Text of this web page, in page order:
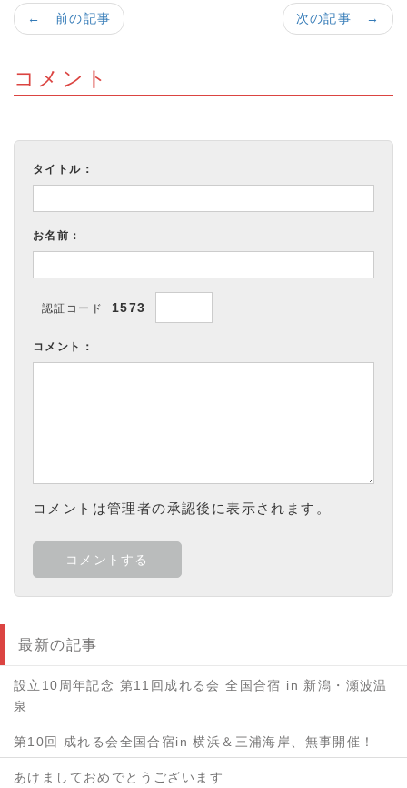
次の記事 →
← 前の記事
コメント
タイトル：
お名前：
認証コード 1573
コメント：
コメントは管理者の承認後に表示されます。
最新の記事
設立10周年記念 第11回成れる会 全国合宿 in 新潟・瀬波温
泉
第10回 成れる会全国合宿in 横浜＆三浦海岸、無事開催！
あけましておめでとうございます